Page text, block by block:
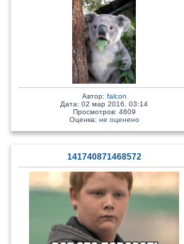
Автор: falcon
Дата: 02 мар 2016, 03:14
Просмотров: 4609
Оценка: не оценено
141740871468572